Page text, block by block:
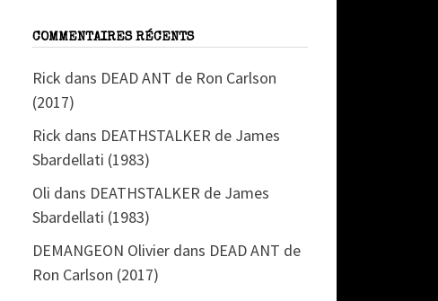
COMMENTAIRES RÉCENTS
Rick dans DEAD ANT de Ron Carlson
(2017)
Rick dans DEATHSTALKER de James
Sbardellati (1983)
Oli dans DEATHSTALKER de James
Sbardellati (1983)
DEMANGEON Olivier dans DEAD ANT de
Ron Carlson (2017)